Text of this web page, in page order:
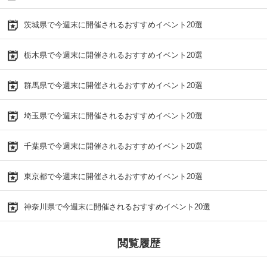
茨城県で今週末に開催されるおすすめイベント20選
栃木県で今週末に開催されるおすすめイベント20選
群馬県で今週末に開催されるおすすめイベント20選
埼玉県で今週末に開催されるおすすめイベント20選
千葉県で今週末に開催されるおすすめイベント20選
東京都で今週末に開催されるおすすめイベント20選
神奈川県で今週末に開催されるおすすめイベント20選
閲覧履歴